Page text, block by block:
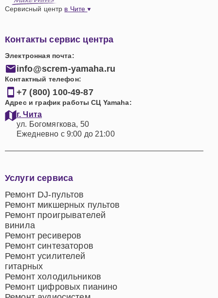
Сервисный центр в Чите
Контакты сервис центра
Электронная почта:
info@screm-yamaha.ru
Контактный телефон:
+7 (800) 100-49-87
Адрес и график работы СЦ Yamaha:
г. Чита
ул. Богомягкова, 50
Ежедневно с 9:00 до 21:00
Услуги сервиса
Ремонт DJ-пультов
Ремонт микшерных пультов
Ремонт проигрывателей
винила
Ремонт ресиверов
Ремонт синтезаторов
Ремонт усилителей
гитарных
Ремонт холодильников
Ремонт цифровых пианино